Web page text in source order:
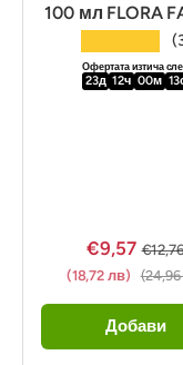
100 мл FLORA
Офертата изтича
23д 12ч 00м 11
€9,57
(18,72 лв)
Добави